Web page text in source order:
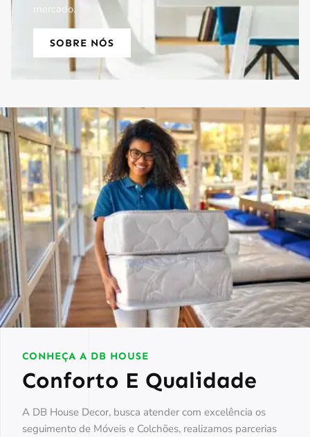
mercado.
SOBRE NÓS
CONHEÇA A DB HOUSE
Conforto E Qualidade
A DB House Decor, busca atender com excelência os
seguimento de Móveis e Colchões, realizamos parcerias